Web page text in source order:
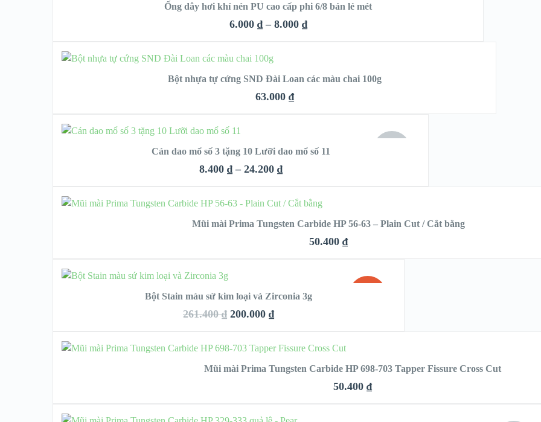
VIEW DETAILS
VIEW DETAILS
Ống dây hơi khí nén PU cao cấp phi 6/8 bán lẻ mét
6.000 ₫ – 8.000 ₫
VIEW DETAILS
CHỌN
Bột nhựa tự cứng SND Đài Loan các màu chai 100g
63.000 ₫
VIEW DETAILS
CHỌN
Cán dao mổ số 3 tặng 10 Lưỡi dao mổ số 11
8.400 ₫ – 24.200 ₫
VIEW DETAILS
CHỌN
Mũi mài Prima Tungsten Carbide HP 56-63 – Plain Cut / Cắt bằng
50.400 ₫
CHỌN
Bột Stain màu sứ kim loại và Zirconia 3g
261.400₫ 200.000 ₫
CHỌN
Mũi mài Prima Tungsten Carbide HP 698-703 Tapper Fissure Cross Cut
50.400 ₫
CHỌN